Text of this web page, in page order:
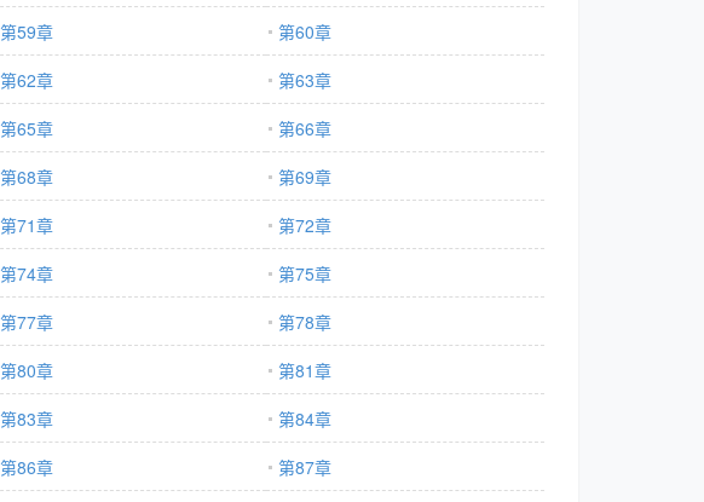
第59章
第60章
第62章
第63章
第65章
第66章
第68章
第69章
第71章
第72章
第74章
第75章
第77章
第78章
第80章
第81章
第83章
第84章
第86章
第87章